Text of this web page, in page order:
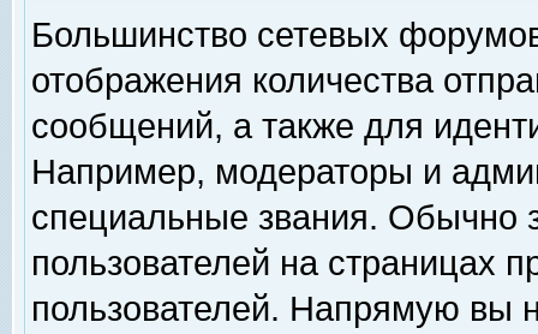
Большинство сетевых
отображения количества
сообщений, а также для
Например, модераторы и
специальные звания. Обычно
пользователей на страницах
пользователей. Напрямую вы